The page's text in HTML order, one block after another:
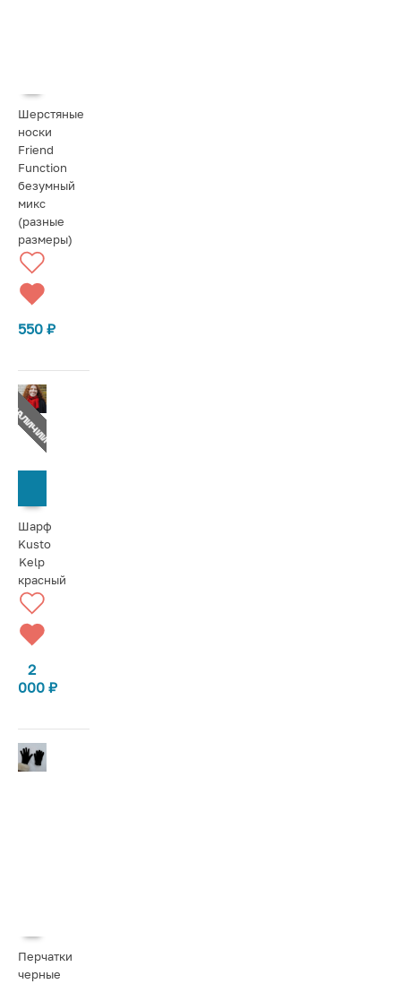
Шерстяные
носки
Friend
Function
безумный
микс
(разные
размеры)
550 ₽
Шарф
Kusto
Kelp
красный
2
000 ₽
Перчатки
черные